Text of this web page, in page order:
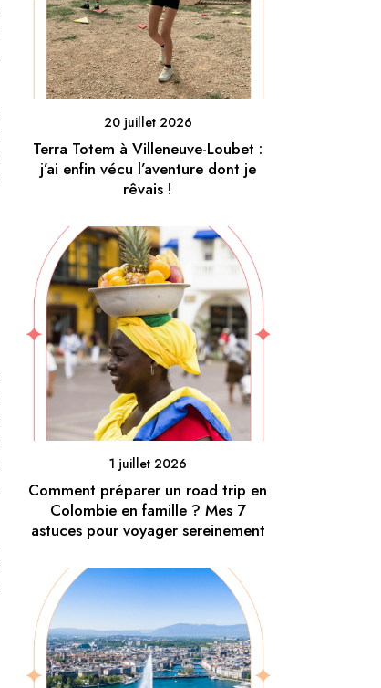
20 juillet 2026
Terra Totem à Villeneuve-Loubet :
j’ai enfin vécu l’aventure dont je
rêvais !
1 juillet 2026
Comment préparer un road trip en
Colombie en famille ? Mes 7
astuces pour voyager sereinement